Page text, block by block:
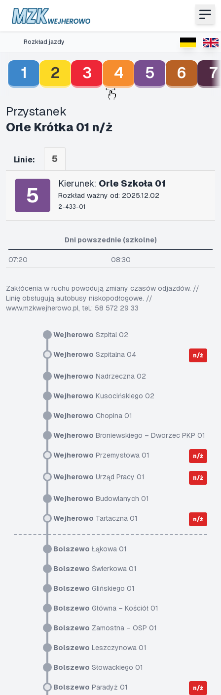
Rozkład jazdy
1 2 3 4 5 6 7
Przystanek
Orle Krótka 01 n/ż
Linie: 5
5 Kierunek: Orle Szkoła 01
Rozkład ważny od: 2025.12.02
2-433-01
Wejherowo Szpital 02
Wejherowo Szpitalna 04 n/ż
Wejherowo Nadrzeczna 02
Wejherowo Kusocińskiego 02
Wejherowo Chopina 01
Wejherowo Broniewskiego – Dworzec PKP 01
Wejherowo Przemysłowa 01 n/ż
Wejherowo Urząd Pracy 01 n/ż
Wejherowo Budowlanych 01
Wejherowo Tartaczna 01 n/ż
Bolszewo Łąkowa 01
Bolszewo Świerkowa 01
Bolszewo Glińskiego 01
Bolszewo Główna – Kościół 01
Bolszewo Zamostna – OSP 01
Bolszewo Leszczynowa 01
Bolszewo Słowackiego 01
Bolszewo Paradyż 01 n/ż
Dni powszednie (szkolne)
07:20 08:30
Zakłócenia w ruchu powodują zmiany czasów odjazdów. //
Linię obsługują autobusy niskopodłogowe. //
www.mzkwejherowo.pl, tel.: 58 572 29 33